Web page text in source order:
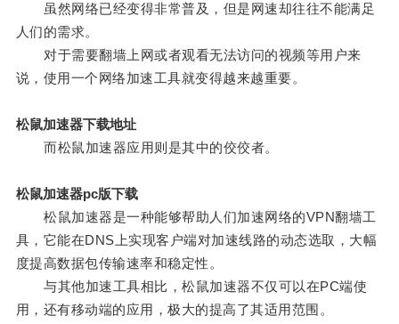
虽然网络已经变得非常普及，但是网速却往往不能满足
人们的需求。
对于需要翻墙上网或者观看无法访问的视频等用户来
说，使用一个网络加速工具就变得越来越重要。
松鼠加速器下载地址
而松鼠加速器应用则是其中的佼佼者。
松鼠加速器pc版下载
松鼠加速器是一种能够帮助人们加速网络的VPN翻墙工
具，它能在DNS上实现客户端对加速线路的动态选取，大幅
度提高数据包传输速率和稳定性。
与其他加速工具相比，松鼠加速器不仅可以在PC端使
用，还有移动端的应用，极大的提高了其适用范围。